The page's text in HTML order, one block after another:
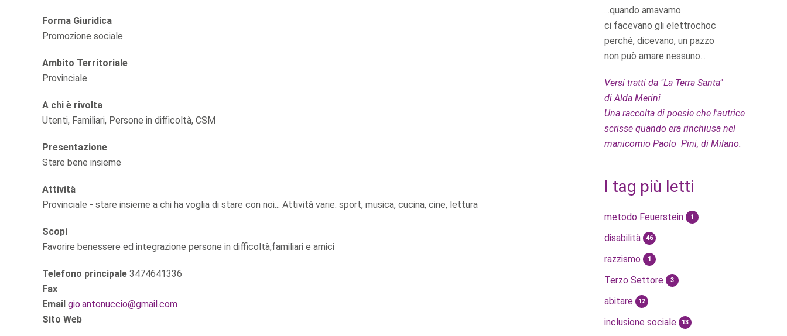
Forma Giuridica
Promozione sociale
Ambito Territoriale
Provinciale
A chi è rivolta
Utenti, Familiari, Persone in difficoltà, CSM
Presentazione
Stare bene insieme
Attività
Provinciale - stare insieme a chi ha voglia di stare con noi... Attività varie: sport, musica, cucina, cine, lettura
Scopi
Favorire benessere ed integrazione persone in difficoltà,familiari e amici
Telefono principale 3474641336
Fax
Email gio.antonuccio@gmail.com
Sito Web
...quando amavamo
ci facevano gli elettrochoc
perché, dicevano, un pazzo
non può amare nessuno...
Versi tratti da "La Terra Santa"
di Alda Merini
Una raccolta di poesie che l'autrice
scrisse quando era rinchiusa nel
manicomio Paolo Pini, di Milano.
I tag più letti
metodo Feuerstein 1
disabilità 46
razzismo 1
Terzo Settore 3
abitare 12
inclusione sociale 13